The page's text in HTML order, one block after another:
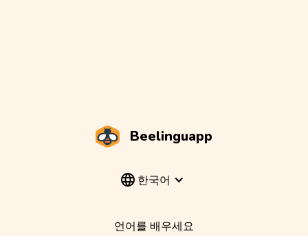
Beelinguapp
한국어
언어를 배우세요